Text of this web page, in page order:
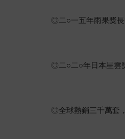
◎二○一五年雨果獎
◎二○二○年日本星雲
◎全球熱銷三千萬套